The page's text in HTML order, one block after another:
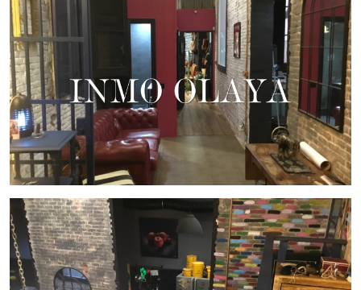
Parte trasera perfecta para eventos privados.
Este espacio versátil es ideal para:
Showroom o concept store
Galería o espacio creativo
Pop-up, tienda experiencial
Taller artístico, moda o diseño
Condiciones económicas
Traspaso: 66.000 €
Alquiler mensual:1.250 € + IVA
Opciones adicionales (a negociar durante la visita)
Mobiliario completo (valorado en15.000 €)
Licencia comercial vigente